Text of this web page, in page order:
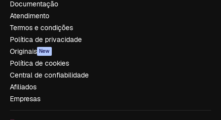
Documentação
Atendimento
Termos e condições
Política de privacidade
Originais New
Política de cookies
Central de confiabilidade
Afiliados
Empresas